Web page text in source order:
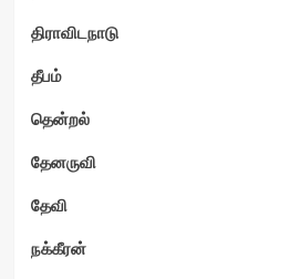
திராவிடநாடு
தீபம்
தென்றல்
தேனருவி
தேவி
நக்கீரன்